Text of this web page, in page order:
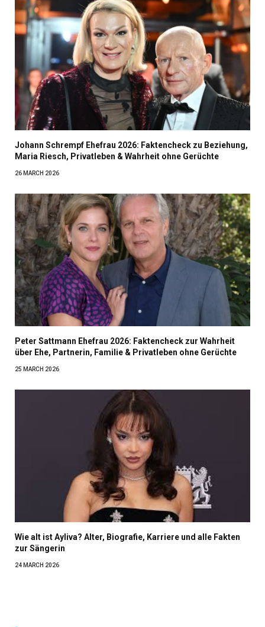
Johann Schrempf Ehefrau 2026: Faktencheck zu Beziehung,
Maria Riesch, Privatleben & Wahrheit ohne Gerüchte
26 MARCH 2026
Peter Sattmann Ehefrau 2026: Faktencheck zur Wahrheit
über Ehe, Partnerin, Familie & Privatleben ohne Gerüchte
25 MARCH 2026
Wie alt ist Ayliva? Alter, Biografie, Karriere und alle Fakten
zur Sängerin
24 MARCH 2026